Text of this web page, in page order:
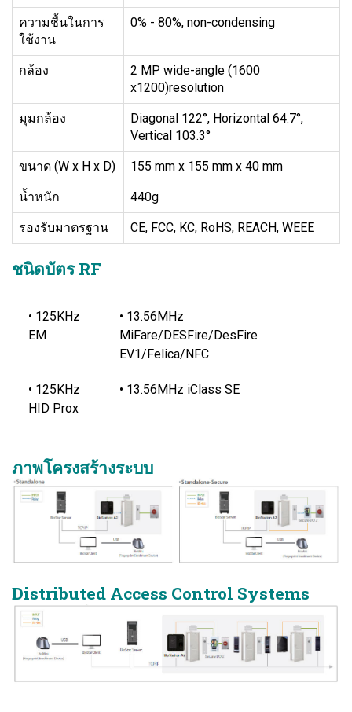
ความชื้นในการ
ใช้งาน
0% - 80%, non-condensing
กล้อง
2 MP wide-angle (1600
x1200)resolution
มุมกล้อง
Diagonal 122°, Horizontal 64.7°,
Vertical 103.3°
ขนาด (W x H x D) 155 mm x 155 mm x 40 mm
นํ้าหนัก 440g
รองรับมาตรฐาน CE, FCC, KC, RoHS, REACH, WEEE
ชนิดบัตร RF
• 125KHz
EM
• 13.56MHz
MiFare/DESFire/DesFire
EV1/Felica/NFC
• 125KHz
HID Prox
• 13.56MHz iClass SE
ภาพโครงสร้างระบบ
Distributed Access Control Systems